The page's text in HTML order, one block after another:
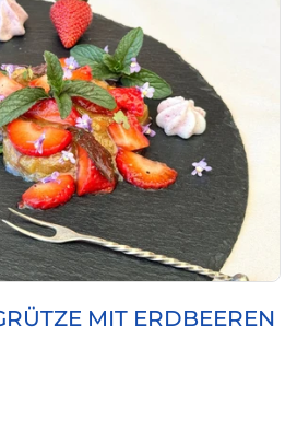
MIT ERDBEEREN